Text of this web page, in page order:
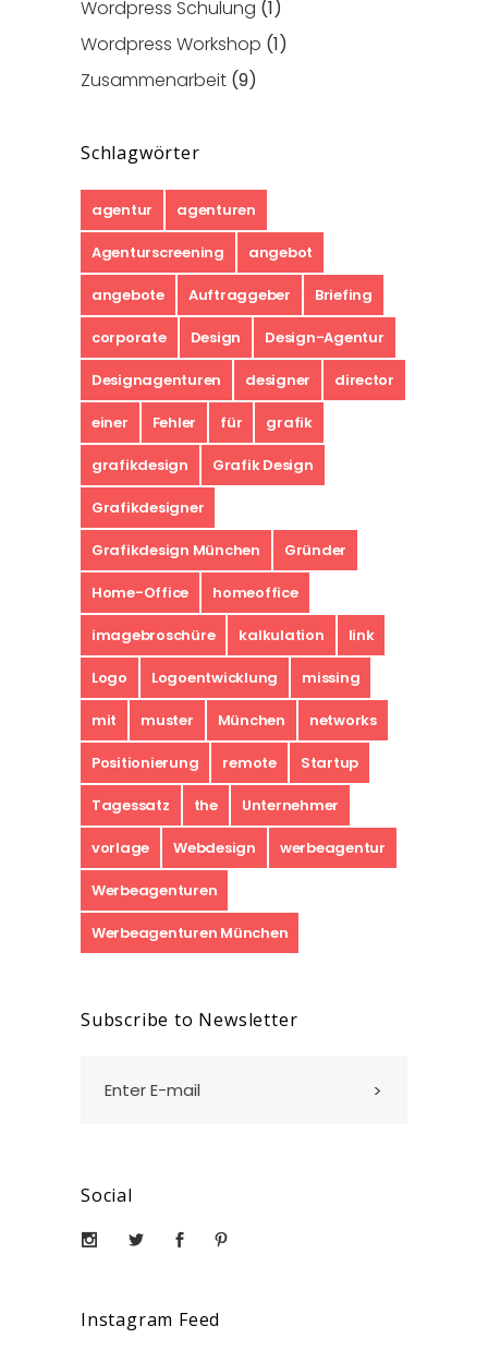
Wordpress Schulung (1)
Wordpress Workshop (1)
Zusammenarbeit (9)
Schlagwörter
agentur agenturen
Agenturscreening angebot
angebote Auftraggeber Briefing
corporate Design Design-Agentur
Designagenturen designer director
einer Fehler für grafik
grafikdesign Grafik Design
Grafikdesigner
Grafikdesign München Gründer
Home-Office homeoffice
imagebroschüre kalkulation link
Logo Logoentwicklung missing
mit muster München networks
Positionierung remote Startup
Tagessatz the Unternehmer
vorlage Webdesign werbeagentur
Werbeagenturen
Werbeagenturen München
Subscribe to Newsletter
Social
Instagram Feed